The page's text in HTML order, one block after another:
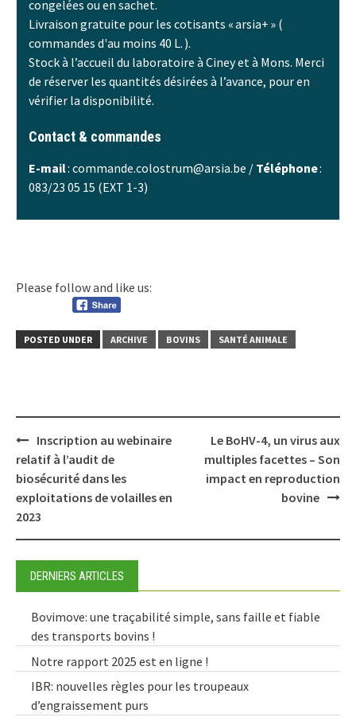
congelées ou en sachet.
Livraison gratuite pour les cotisants « arsia+ » (
commandes d'au moins 40 L. ).
Stock à l’accueil du laboratoire à Ciney et à Mons. Merci
de réserver les quantités désirées à l’avance, pour en
vérifier la disponibilité.
Contact & commandes
E-mail: commande.colostrum@arsia.be / Téléphone:
083/23 05 15 (EXT 1-3)
Please follow and like us:
POSTED UNDER ARCHIVE BOVINS SANTÉ ANIMALE
Post
navigation
Inscription au webinaire
relatif à l’audit de
biosécurité dans les
exploitations de volailles en
2023
Le BoHV-4, un virus aux
multiples facettes – Son
impact en reproduction
bovine
DERNIERS ARTICLES
Bovimove: une traçabilité simple, sans faille et fiable
des transports bovins !
Notre rapport 2025 est en ligne !
IBR: nouvelles règles pour les troupeaux
d’engraissement purs